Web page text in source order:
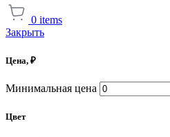
0 items
Закрыть
Цена, ₽
Минимальная цена
Цвет